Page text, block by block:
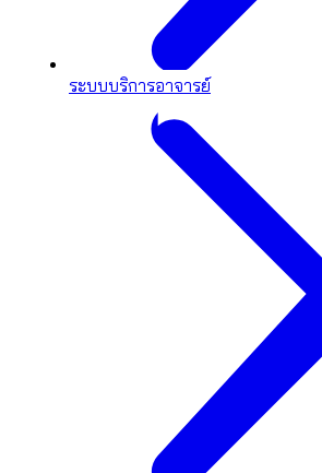
ระบบบริการอาจารย์